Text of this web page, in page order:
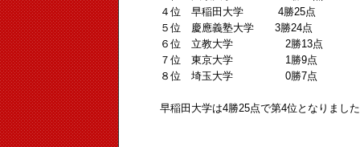
４位 早稲田大学 4勝25点
５位 慶應義塾大学 3勝24点
６位 立教大学 2勝13点
７位 東京大学 1勝9点
８位 埼玉大学 0勝7点
早稲田大学は4勝25点で第4位となりまし